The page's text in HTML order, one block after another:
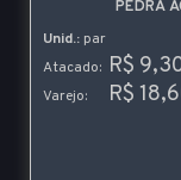
PEDRA
Unid.: par
Atacado: R$
Varejo: R$